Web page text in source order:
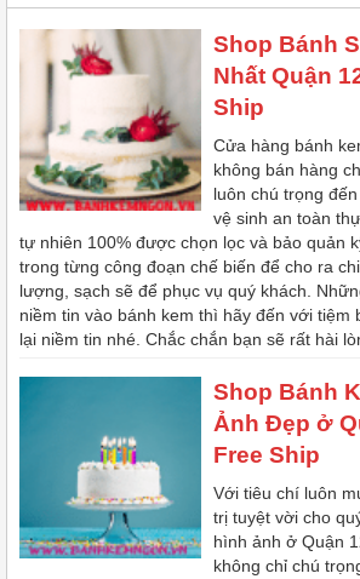
Shop Bánh
Nhất Quận
Ship
Cửa hàng bánh
không bán hàng
luôn chú trọng
vệ sinh an toàn
tự nhiên 100% được chọn lọc và bảo quản
trong từng công đoạn chế biến để cho ra
lượng, sạch sẽ để phục vụ quý khách.
niềm tin vào bánh kem thì hãy đến với tiệm
lại niềm tin nhé. Chắc chắn bạn sẽ rất hài
Shop Bánh
Ảnh Đẹp ở
Free Ship
Với tiêu chí luôn
trị tuyệt vời cho
hình ảnh ở Quận
không chỉ chú